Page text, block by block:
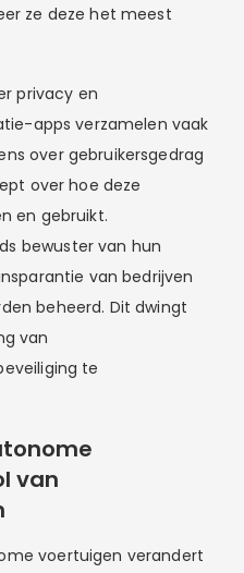
ze deze het meest
privacy en
apps verzamelen vaak
over gebruikersgedrag
over hoe deze
en gebruikt.
bewuster van hun
van bedrijven
beheerd. Dit dwingt
van
te
van
voertuigen verandert